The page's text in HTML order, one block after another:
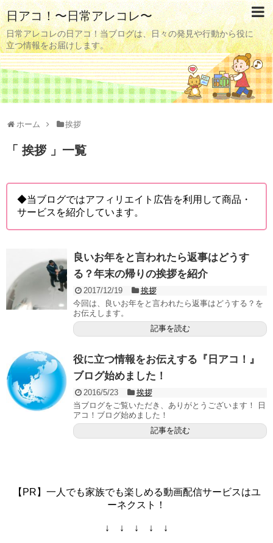
日アコ！〜日常アレコレ〜
日常アレコレの日アコ！当ブログは、日々の発見や行動から役に
立つ情報をお届けします。
ホーム 挨拶
「 挨拶 」一覧
◆当ブログではアフィリエイト広告を利用して商品・
サービスを紹介しています。
良いお年をと言われたら返事はどうす
る？年末の帰りの挨拶を紹介
2017/12/19
挨拶
今回は、良いお年をと言われたら返事はどうする？を
お伝えします。
記事を読む
役に立つ情報をお伝えする『日アコ！』
ブログ始めました！
2016/5/23
挨拶
当ブログをご覧いただき、ありがとうございます！ 日
アコ！ブログ始めました！
記事を読む
【PR】一人でも家族でも楽しめる動画配信サービスはユ
ーネクスト！
↓ ↓ ↓ ↓ ↓